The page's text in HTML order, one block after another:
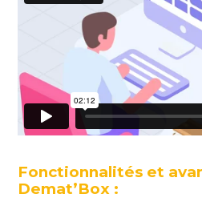
Fonctionnalités et
Demat’Box :